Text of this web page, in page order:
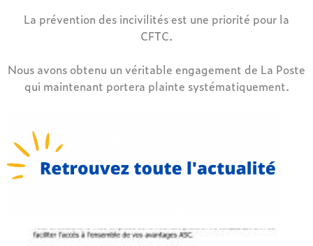
La prévention des incivilités est une priorité pour la
CFTC.
Nous avons obtenu un véritable engagement de La Poste
qui maintenant portera plainte systématiquement.